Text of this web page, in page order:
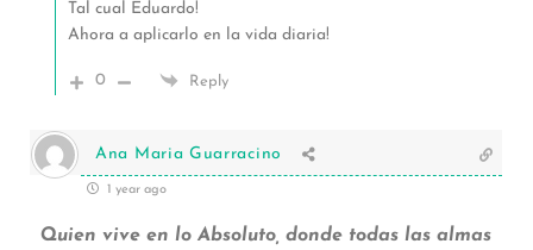
Tal cual Eduardo!
Ahora a aplicarlo en la vida diaria!
0 Reply
Ana Maria Guarracino
1 year ago
Quien vive en lo Absoluto, donde todas las almas